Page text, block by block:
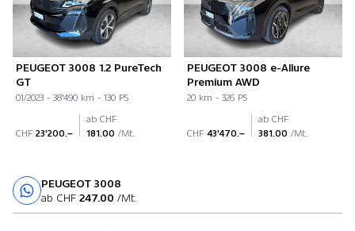
PEUGEOT 3008 1.2 PureTech
GT
01/2023 - 38'490 km - 130 PS
CHF 23'200.–
ab CHF
181.00 /Mt.
PEUGEOT 3008 e-Allure
Premium AWD
20 km - 326 PS
CHF 43'470.–
ab CHF
381.00 /Mt.
PEUGEOT 3008
ab CHF 247.00 /Mt.